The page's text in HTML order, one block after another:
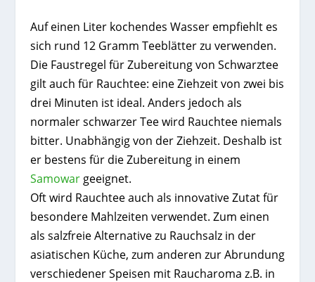
Auf einen Liter kochendes Wasser empfiehlt es
sich rund 12 Gramm Teeblätter zu verwenden.
Die Faustregel für Zubereitung von Schwarztee
gilt auch für Rauchtee: eine Ziehzeit von zwei bis
drei Minuten ist ideal. Anders jedoch als
normaler schwarzer Tee wird Rauchtee niemals
bitter. Unabhängig von der Ziehzeit. Deshalb ist
er bestens für die Zubereitung in einem
Samowargeeignet.
Oft wird Rauchtee auch als innovative Zutat für
besondere Mahlzeiten verwendet. Zum einen
als salzfreie Alternative zu Rauchsalz in der
asiatischen Küche, zum anderen zur Abrundung
verschiedener Speisen mit Raucharoma z.B. in